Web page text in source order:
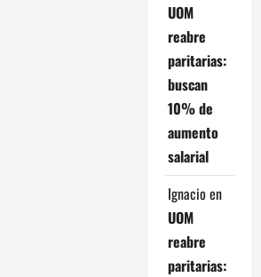
UOM
reabre
paritarias:
buscan
10% de
aumento
salarial
Ignacio en
UOM
reabre
paritarias: